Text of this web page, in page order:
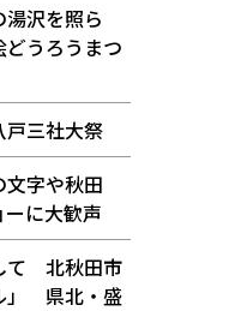
沢を照ら
うろうまつ
戸三社大祭
字や秋田
に大歓声
て 北秋田市
」 県北・盛